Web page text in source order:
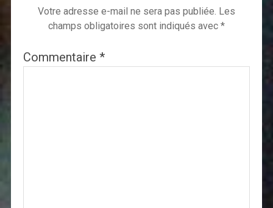
Votre adresse e-mail ne sera pas publiée. Les
champs obligatoires sont indiqués avec *
Commentaire *